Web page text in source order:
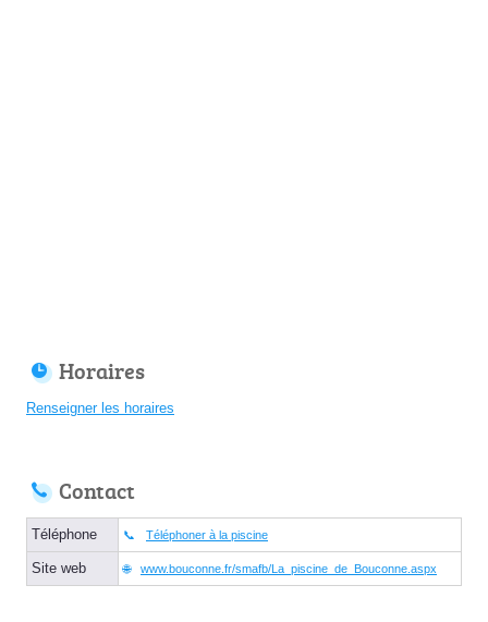
Horaires
Renseigner les horaires
Contact
Téléphone Téléphoner à la piscine
Site web www.bouconne.fr/smafb/La_piscine_de_Bouconne.aspx